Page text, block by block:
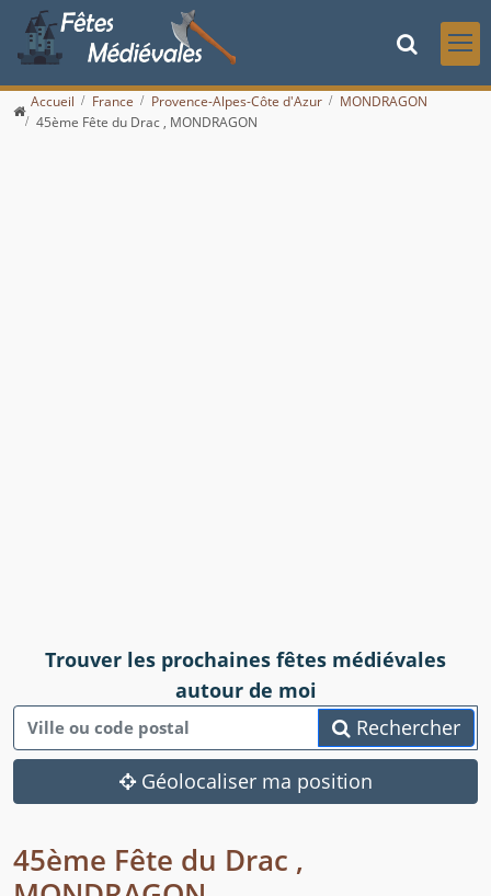
Accueil France Provence-Alpes-Côte d'Azur
MONDRAGON
45ème Fête du Drac , MONDRAGON
Trouver les prochaines fêtes médiévales
autour de moi
Rechercher
Géolocaliser ma position
45ème Fête du Drac ,